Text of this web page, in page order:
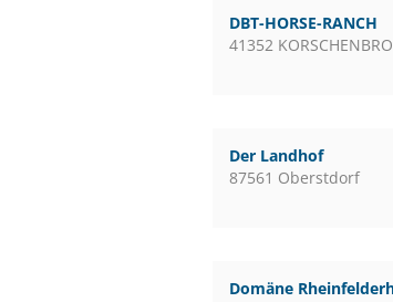
DBT-HORSE-RANCH
41352
Der Landhof
87561 Oberstdorf
Domäne